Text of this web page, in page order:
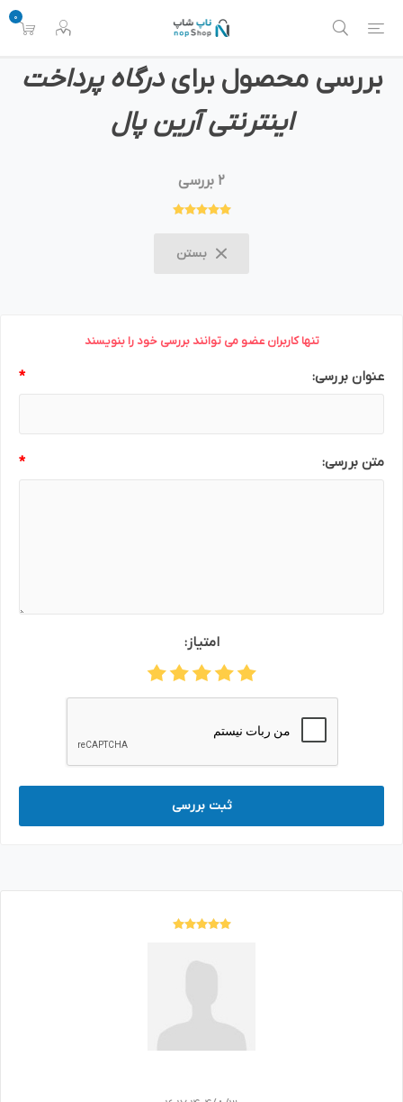
0
بررسی محصول برایدرگاه پرداخت
اینترنتی آرین پال
2 بررسی
بستن
تنها کاربران عضو می توانند بررسی خود را بنویسند
عنوان بررسی: *
متن بررسی: *
امتیاز:
ثبت بررسی